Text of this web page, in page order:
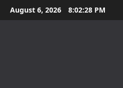
Skip
to
August 6, 2026 8:02:29 PM